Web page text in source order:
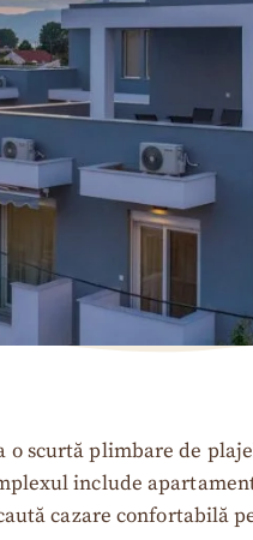
scurtă plimbare de
include
cazare confortabilă